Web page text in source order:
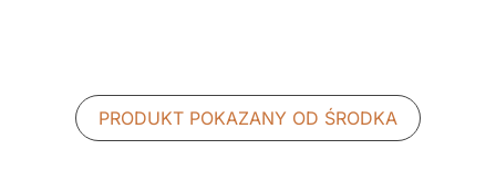
PRODUKT POKAZANY OD ŚRODKA